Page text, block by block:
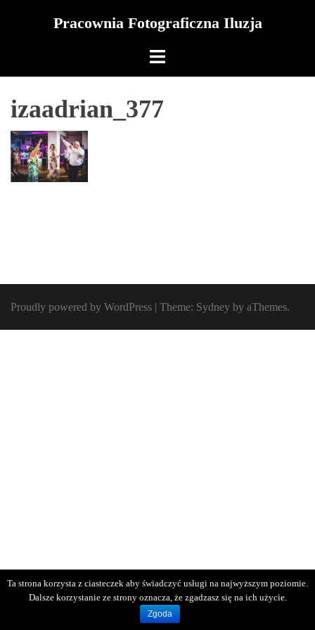
Pracownia Fotograficzna Iluzja
izaadrian_377
Proudly powered by WordPress | Theme: Sydney by aThemes.
Ta strona korzysta z ciasteczek aby świadczyć usługi na najwyższym poziomie.
Dalsze korzystanie ze strony oznacza, że zgadzasz się na ich użycie.
Zgoda